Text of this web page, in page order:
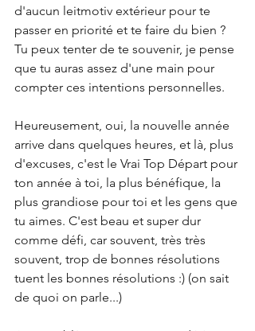
d'aucun leitmotiv extérieur pour te
passer en priorité et te faire du bien ?
Tu peux tenter de te souvenir, je pense
que tu auras assez d'une main pour
compter ces intentions personnelles.
Heureusement, oui, la nouvelle année
arrive dans quelques heures, et là, plus
d'excuses, c'est le Vrai Top Départ pour
ton année à toi, la plus bénéfique, la
plus grandiose pour toi et les gens que
tu aimes. C'est beau et super dur
comme défi, car souvent, très très
souvent, trop de bonnes résolutions
tuent les bonnes résolutions :) (on sait
de quoi on parle...)